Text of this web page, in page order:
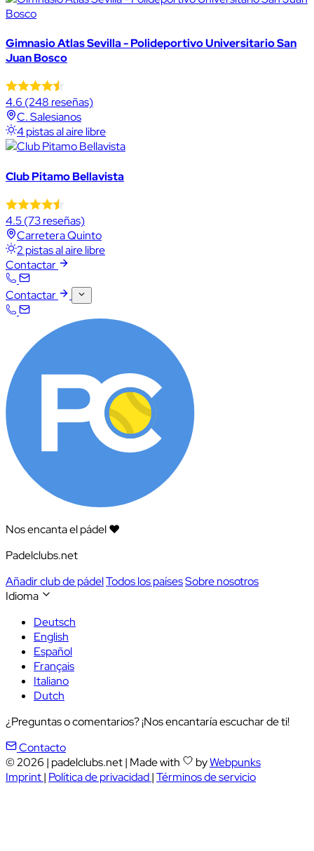
Gimnasio Atlas Sevilla - Polideportivo Universitario San
Juan Bosco
4.6 (248 reseñas)
C. Salesianos
4 pistas al aire libre
Club Pitamo Bellavista
4.5(73 reseñas)
Carretera Quinto
2 pistas al aire libre
Contactar
Contactar
Nos encanta el pádel ❤️
Padelclubs.net
Añadir club de pádelTodos los paísesSobre nosotros
Idioma
Deutsch
English
Español
Français
Italiano
Dutch
¿Preguntas o comentarios? ¡Nos encantaría escuchar de ti!
Contacto
© 2026 | padelclubs.net| Made with byWebpunks
Imprint| Política de privacidad|Términos de servicio